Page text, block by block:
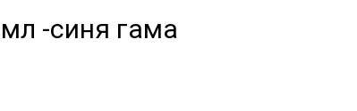
-синя гама